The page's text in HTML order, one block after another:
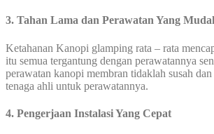
3. Tahan Lama dan Perawatan Yang
Ketahanan Kanopi glamping rata – rata
itu semua tergantung dengan perawatannya
perawatan kanopi membran tidaklah susah
tenaga ahli untuk perawatannya.
4. Pengerjaan Instalasi Yang Cepat